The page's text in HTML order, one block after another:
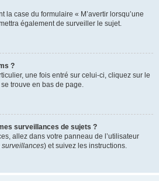
la case du formulaire « M’avertir lorsqu’une
également de surveiller le sujet.
?
une fois entré sur celui-ci, cliquez sur le
trouve en bas de page.
surveillances de sujets ?
allez dans votre panneau de l’utilisateur
surveillances) et suivez les instructions.